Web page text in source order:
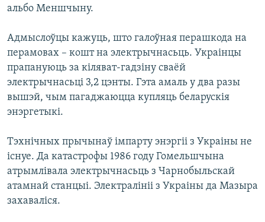
альбо Меншчыну.
Адмыслоўцы кажуць, што галоўная перашкода на
перамовах – кошт на электрычнасьць. Украінцы
прапануюць за кіляват-гадзіну сваёй
электрычнасьці 3,2 цэнты. Гэта амаль у два разы
вышэй, чым пагаджаюцца купляць беларускія
энэргетыкі.
Тэхнічных прычынаў імпарту энэргіі з Украіны не
існуе. Да катастрофы 1986 году Гомельшчына
атрымлівала электрычнасьць з Чарнобыльскай
атамнай станцыі. Электралініі з Украіны да Мазыра
захаваліся.